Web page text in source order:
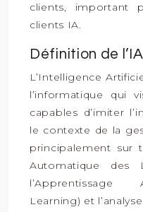
clients, important
clients IA.
Définition de l’IA
L’Intelligence
l’informatique qui
capables d’imiter
le contexte de la
principalement sur
Automatique des
l’Apprentissage
Learning) et